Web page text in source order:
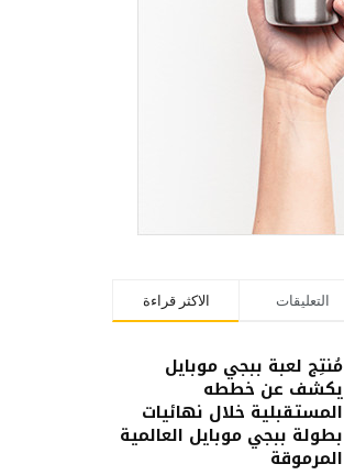
الاكثر قراءة التعليقات
مُنتِج لعبة ببجي موبايل
يكشف عن خططه
المستقبلية خلال نهائيات
بطولة ببجي موبايل العالمية
المرموقة